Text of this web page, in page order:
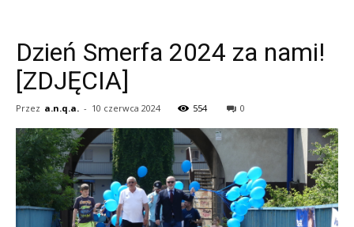
Dzień Smerfa 2024 za nami!
[ZDJĘCIA]
Przez a.n.q.a. - 10 czerwca 2024 554 0